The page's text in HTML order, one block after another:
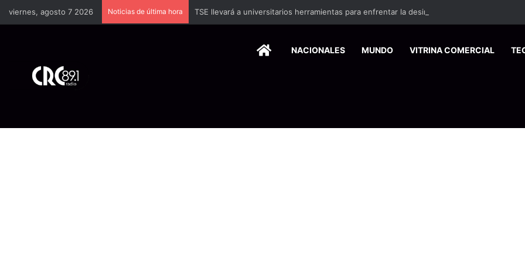
viernes, agosto 7 2026 Noticias de última hora TSE llevará a universitarios herramientas para enfrentar la desinformación en redes
HOMENACIONALES MUNDO VITRINA COMERCIAL